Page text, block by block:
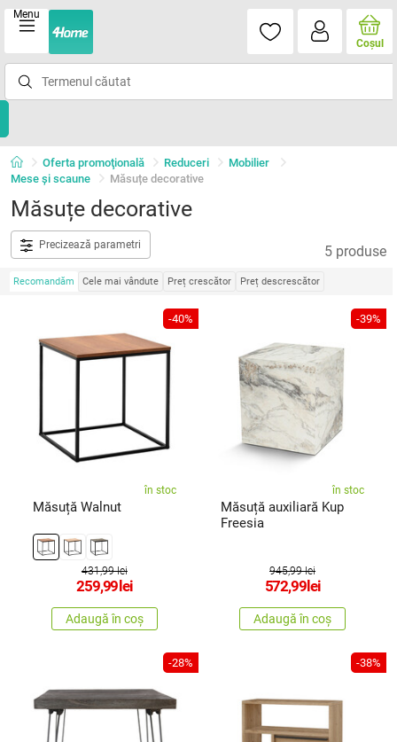
Menu
Coşul
Oferta promoţională Reduceri
Mobilier
Mese şi scaune
Măsuțe decorative
Măsuțe decorative
Precizează parametri 5 produse
Recomandăm Cele mai vândute Preț crescător Preț descrescător
-40%
în stoc
Măsuță Walnut
431,99 lei
259,99 lei
Adaugă în coș
-39%
în stoc
Măsuță auxiliară Kup
Freesia
945,99 lei
572,99 lei
Adaugă în coș
-28% -38%